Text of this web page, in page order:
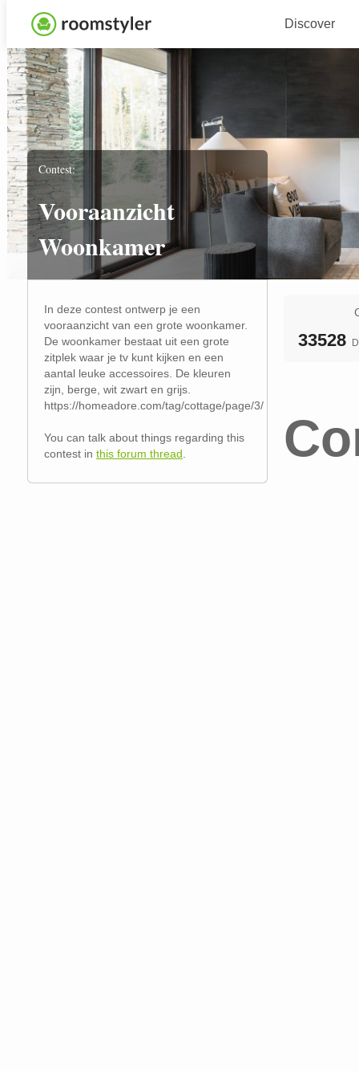
Discover
Contest:
Vooraanzicht
Woonkamer
In deze contest ontwerp je een
vooraanzicht van een grote woonkamer.
De woonkamer bestaat uit een grote
zitplek waar je tv kunt kijken en een
aantal leuke accessoires. De kleuren
zijn, berge, wit zwart en grijs.
https://homeadore.com/tag/cottage/page/3/
You can talk about things regarding this
contest in this forum thread
33528